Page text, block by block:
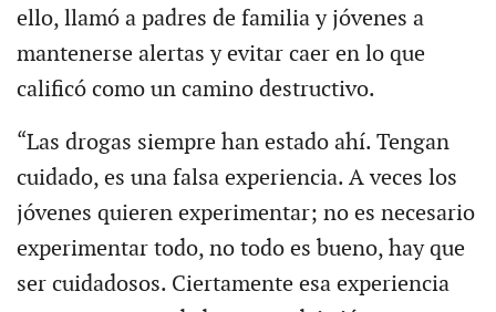
ello, llamó a padres de familia y jóvenes a
mantenerse alertas y evitar caer en lo que
calificó como un camino destructivo.
“Las drogas siempre han estado ahí. Tengan
cuidado, es una falsa experiencia. A veces los
jóvenes quieren experimentar; no es necesario
experimentar todo, no todo es bueno, hay que
ser cuidadosos. Ciertamente esa experiencia